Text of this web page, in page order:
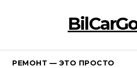
РЕМОНТ — ЭТО ПРОСТО